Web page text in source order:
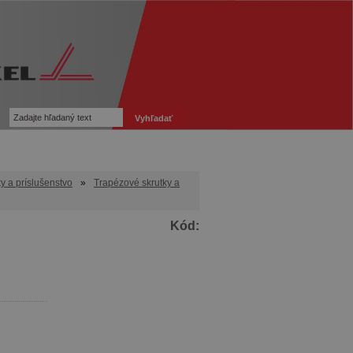
a príslušenstvo » Trapézové skrutky a
Kód: